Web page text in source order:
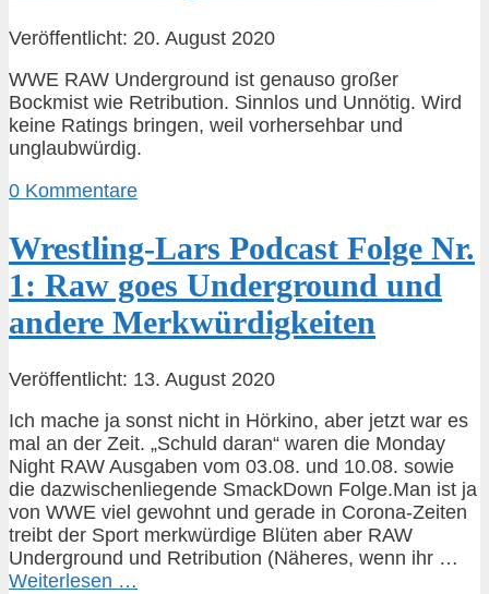
Veröffentlicht: 20. August 2020
WWE RAW Underground ist genauso großer
Bockmist wie Retribution. Sinnlos und Unnötig. Wird
keine Ratings bringen, weil vorhersehbar und
unglaubwürdig.
0 Kommentare
Wrestling-Lars Podcast Folge Nr.
1: Raw goes Underground und
andere Merkwürdigkeiten
Veröffentlicht: 13. August 2020
Ich mache ja sonst nicht in Hörkino, aber jetzt war es
mal an der Zeit. „Schuld daran“ waren die Monday
Night RAW Ausgaben vom 03.08. und 10.08. sowie
die dazwischenliegende SmackDown Folge.Man ist ja
von WWE viel gewohnt und gerade in Corona-Zeiten
treibt der Sport merkwürdige Blüten aber RAW
Underground und Retribution (Näheres, wenn ihr …
Weiterlesen …